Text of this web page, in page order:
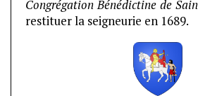
Congrégation Bénédictine de
restituer la seigneurie en 1689.